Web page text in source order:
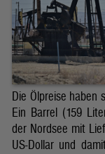
Die Ölpreise haben
Ein Barrel (159
der Nordsee mit
US-Dollar und